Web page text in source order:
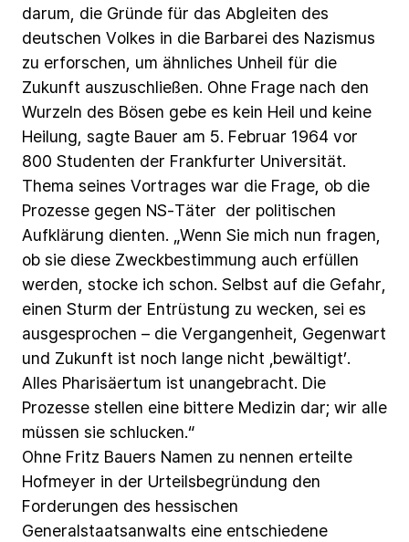
darum, die Gründe für das Abgleiten des
deutschen Volkes in die Barbarei des Nazismus
zu erforschen, um ähnliches Unheil für die
Zukunft auszuschließen. Ohne Frage nach den
Wurzeln des Bösen gebe es kein Heil und keine
Heilung, sagte Bauer am 5. Februar 1964 vor
800 Studenten der Frankfurter Universität.
Thema seines Vortrages war die Frage, ob die
Prozesse gegen NS-Täter der politischen
Aufklärung dienten. „Wenn Sie mich nun fragen,
ob sie diese Zweckbestimmung auch erfüllen
werden, stocke ich schon. Selbst auf die Gefahr,
einen Sturm der Entrüstung zu wecken, sei es
ausgesprochen – die Vergangenheit, Gegenwart
und Zukunft ist noch lange nicht ‚bewältigt’.
Alles Pharisäertum ist unangebracht. Die
Prozesse stellen eine bittere Medizin dar; wir alle
müssen sie schlucken.“
Ohne Fritz Bauers Namen zu nennen erteilte
Hofmeyer in der Urteilsbegründung den
Forderungen des hessischen
Generalstaatsanwalts eine entschiedene